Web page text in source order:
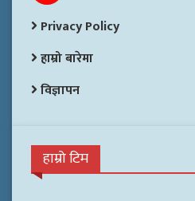
Privacy Policy
हाम्रो बारेमा
विज्ञापन
हाम्रो टिम